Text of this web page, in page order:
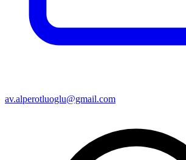
av.alperotluoglu@gmail.com